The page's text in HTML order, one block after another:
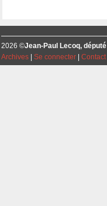
2026 ©Jean-Paul Lecoq, député
Archives| Se connecter| Contact|